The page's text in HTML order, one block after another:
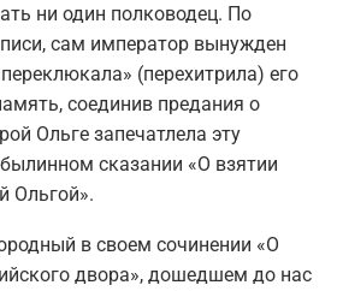
ни один полководец. По
сам император вынужден
(перехитрила) его
соединив предания о
Ольге запечатлела эту
сказании «О взятии
Ольгой».
в своем сочинении «О
двора», дошедшем до нас